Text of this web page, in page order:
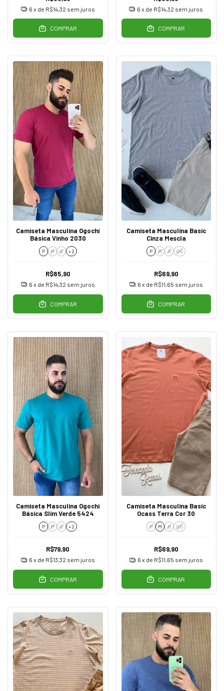
6 x de R$14,32 sem juros
COMPRAR
6 x de R$14,32 sem juros
COMPRAR
Camiseta Masculina Ogochi
Básica Vinho 2030
P M G + 2
R$85,90
6 x de R$14,32 sem juros
COMPRAR
Camiseta Masculina Basic
Cinza Mescla
P M G GG
R$69,90
6 x de R$11,65 sem juros
COMPRAR
Camiseta Masculina Ogochi
Básica Slim Verde 5424
P M G + 2
R$79,90
6 x de R$13,32 sem juros
COMPRAR
Camiseta Masculina Basic
Ocass Terra Cor 30
P M G GG
R$69,90
6 x de R$11,65 sem juros
COMPRAR